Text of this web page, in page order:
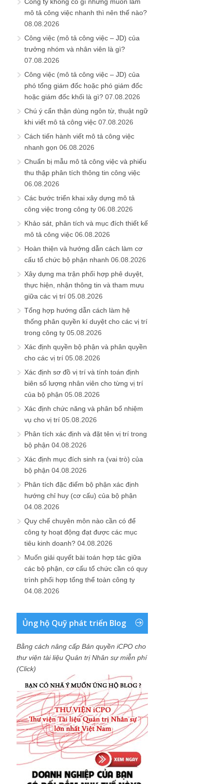
mô tả công việc nhanh thì nên thế nào?
08.08.2026
Công việc (mô tả công việc – JD) của
trưởng nhóm và nhân viên là gì?
07.08.2026
Công việc (mô tả công việc – JD) của
phó tổng giám đốc hoặc phó giám đốc
hoặc giám đốc khối là gì? 07.08.2026
Chú ý cẩn thận dùng ngôn từ, thuật ngữ
khi viết mô tả công việc 07.08.2026
Cách tiến hành viết mô tả công việc
nhanh gọn 06.08.2026
Chuẩn bị mẫu mô tả công việc và phiếu
thu thập phân tích thông tin công việc
06.08.2026
Các bước triển khai xây dựng mô tả
công việc trong công ty 06.08.2026
Khảo sát, phân tích và mục đích thiết kế
mô tả công việc 06.08.2026
Hoàn thiện và hướng dẫn cách làm cơ
cấu tổ chức bộ phận nhanh 06.08.2026
Xây dựng ma trận phối hợp phê duyệt,
thực hiện, nhận thông tin và tham mưu
giữa các vị trí 05.08.2026
Tổng hợp hướng dẫn cách làm hệ
thống phân quyền kí duyệt cho các vị trí
trong công ty 05.08.2026
Xác định quyền bộ phận và phân quyền
cho các vị trí 05.08.2026
Xác định sơ đồ vị trí và tính toán định
biên số lượng nhân viên cho từng vị trí
của bộ phận 05.08.2026
Xác định chức năng và phân bổ nhiệm
vụ cho vị trí 05.08.2026
Phân tích xác định và đặt tên vị trí trong
bộ phận 04.08.2026
Xác định mục đích sinh ra (vai trò) của
bộ phận 04.08.2026
Phân tích đặc điểm bộ phận xác định
hướng chỉ huy (cơ cấu) của bộ phận
04.08.2026
Quy chế chuyên môn nào cần có để
công ty hoạt động đạt được các mục
tiêu kinh doanh? 04.08.2026
Muốn giải quyết bài toán hợp tác giữa
các bộ phận, cơ cấu tổ chức cần có quy
trình phối hợp tổng thể toàn công ty
04.08.2026
Ủng hộ Quỹ phát triển Blog
Bằng cách nâng cấp Bản quyền iCPO cho
thư viện tài liệu Quản trị Nhân sự miễn phí
(Click)